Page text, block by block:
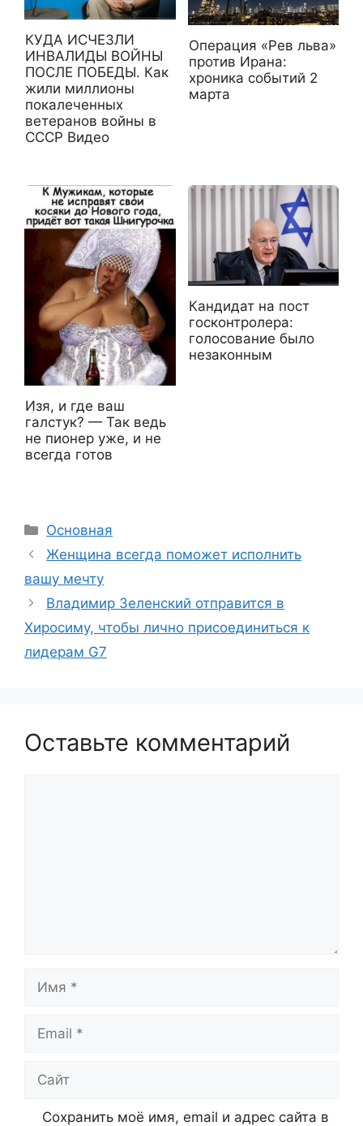
КУДА ИСЧЕЗЛИ
ИНВАЛИДЫ ВОЙНЫ
ПОСЛЕ ПОБЕДЫ. Как
жили миллионы
покалеченных
ветеранов войны в
СССР Видео
Операция «Рев льва»
против Ирана:
хроника событий 2
марта
Изя, и где ваш
галстук? — Так ведь
не пионер уже, и не
всегда готов
Кандидат на пост
госконтролера:
голосование было
незаконным
Рубрики
Основная
Женщина всегда поможет исполнить
вашу мечту
Владимир Зеленский отправится в
Хиросиму, чтобы лично присоединиться к
лидерам G7
Оставьте комментарий
Сохранить моё имя, email и адрес сайта в